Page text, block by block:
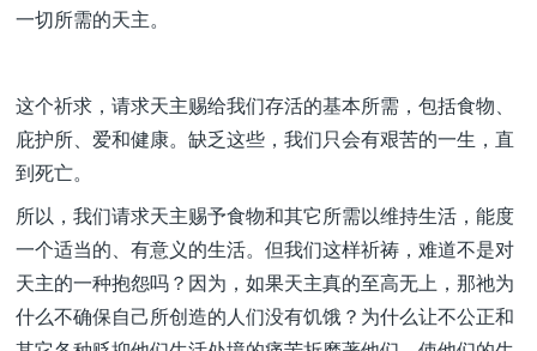
一切所需的天主。
这个祈求，请求天主赐给我们存活的基本所需，包括食物、
庇护所、爱和健康。缺乏这些，我们只会有艰苦的一生，直
到死亡。
所以，我们请求天主赐予食物和其它所需以维持生活，能度
一个适当的、有意义的生活。但我们这样祈祷，难道不是对
天主的一种抱怨吗？因为，如果天主真的至高无上，那祂为
什么不确保自己所创造的人们没有饥饿？为什么让不公正和